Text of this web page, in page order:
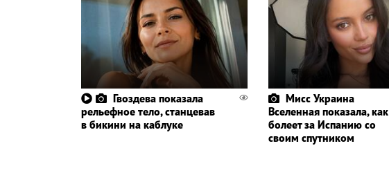
Гвоздева показала
рельефное тело, станцевав
в бикини на каблуке
Мисс Украина
Вселенная показала, как
болеет за Испанию со
своим спутником